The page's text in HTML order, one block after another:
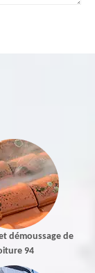
démoussage de
94